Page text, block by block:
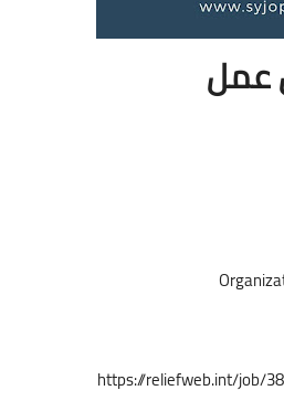
https://reliefweb.int/job/